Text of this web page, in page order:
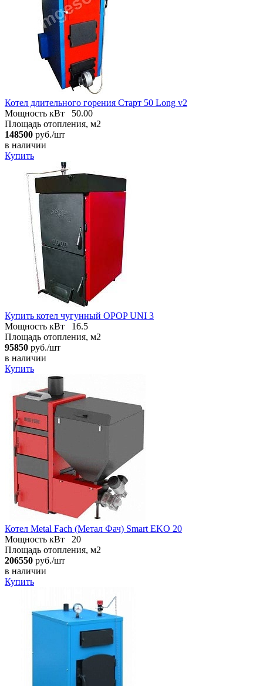
Котел длительного горения Старт 50 Long v2
Мощность кВт
50.00
Площадь отопления, м2
148500 руб./шт
в наличии
Купить
Купить котел чугунный OPOP UNI 3
Мощность кВт
16.5
Площадь отопления, м2
95850 руб./шт
в наличии
Купить
Котел Metal Fach (Метал Фач) Smart EKO 20
Мощность кВт
20
Площадь отопления, м2
206550 руб./шт
в наличии
Купить